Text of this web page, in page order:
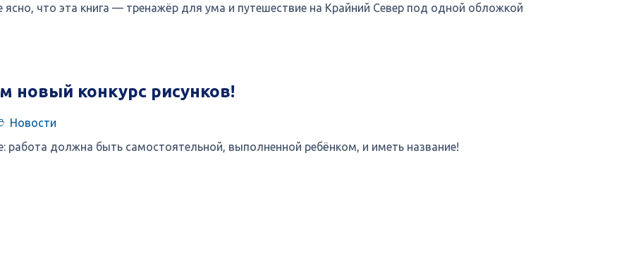
ясно, что эта книга — тренажёр для ума и путешествие на Крайний Север под одной обложкой
новый конкурс рисунков!
Новости
работа должна быть самостоятельной, выполненной ребёнком, и иметь название!